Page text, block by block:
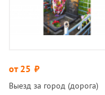
от 25 руб.
Выезд за город (дорога)